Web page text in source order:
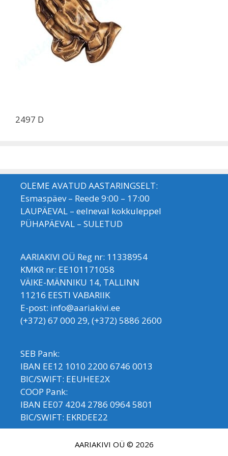
2497 D
OLEME AVATUD AASTARINGSELT:
Esmaspäev – Reede 9:00 – 17:00
LAUPÄEVAL – eelneval kokkuleppel
PÜHAPÄEVAL – SULETUD
AARIAKIVI OÜ Reg nr: 11338954
KMKR nr: EE101171058
VÄIKE-MÄNNIKU 14, TALLINN
11216 EESTI VABARIIK
E-post: info@aariakivi.ee
(+372) 67 000 29, (+372) 5886 2600
SEB Pank:
IBAN EE12 1010 2200 6746 0013
BIC/SWIFT: EEUHEE2X
COOP Pank:
IBAN EE07 4204 2786 0964 5801
BIC/SWIFT: EKRDEE22
AARIAKIVI OÜ © 2026